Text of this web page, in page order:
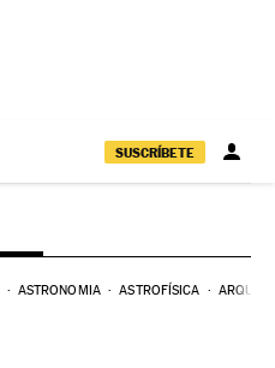
SUSCRÍBETE
ASTRONOMIA ASTROFÍSICA